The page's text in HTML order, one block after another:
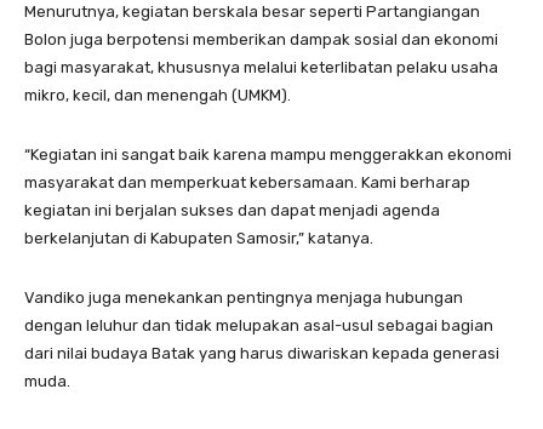
Menurutnya, kegiatan berskala besar seperti Partangiangan
Bolon juga berpotensi memberikan dampak sosial dan ekonomi
bagi masyarakat, khususnya melalui keterlibatan pelaku usaha
mikro, kecil, dan menengah (UMKM).
“Kegiatan ini sangat baik karena mampu menggerakkan ekonomi
masyarakat dan memperkuat kebersamaan. Kami berharap
kegiatan ini berjalan sukses dan dapat menjadi agenda
berkelanjutan di Kabupaten Samosir,” katanya.
Vandiko juga menekankan pentingnya menjaga hubungan
dengan leluhur dan tidak melupakan asal-usul sebagai bagian
dari nilai budaya Batak yang harus diwariskan kepada generasi
muda.